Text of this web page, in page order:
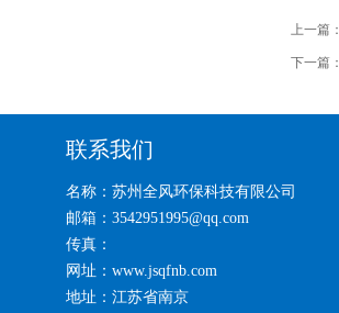
上一篇：
下一篇：
联系我们
名称：苏州全风环保科技有限公司
邮箱：3542951995@qq.com
传真：
网址：www.jsqfnb.com
地址：江苏省南京